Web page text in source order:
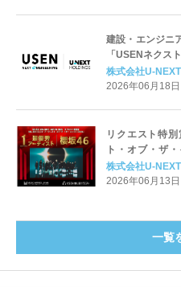
建設・エンジニ
「USENネクス
株式会社U-
2026年06月18
リクエスト特
ト・オブ・ザ
46」がファンか
トに決定！
株式会社U-
2026年06月13
一覧